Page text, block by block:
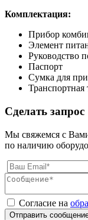
Комплектация:
Прибор
Элемент
Руководство
Паспорт
Сумка для
Транспортная
Сделать запрос
Мы свяжемся с
по наличию
Согласие на
Отправить